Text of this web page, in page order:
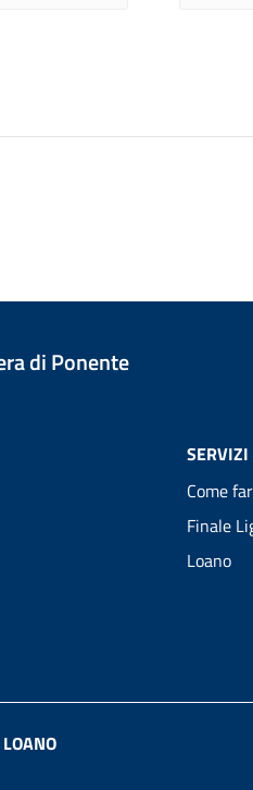
di Ponente
SERVIZI
Come
Finale
Loano